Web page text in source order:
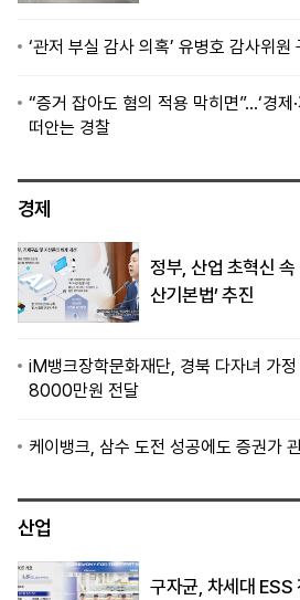
‘관저 부실 감사 의혹’ 유병호 감사위원
“증거 잡아도 혐의 적용 막히면”…‘경제
떠안는 경찰
경제
정부, 산업 초혁신
산기본법’ 추진
iM뱅크장학문화재단, 경북 다자녀 가
8000만원 전달
케이뱅크, 삼수 도전 성공에도 증권가
산업
구자균, 차세대 ESS